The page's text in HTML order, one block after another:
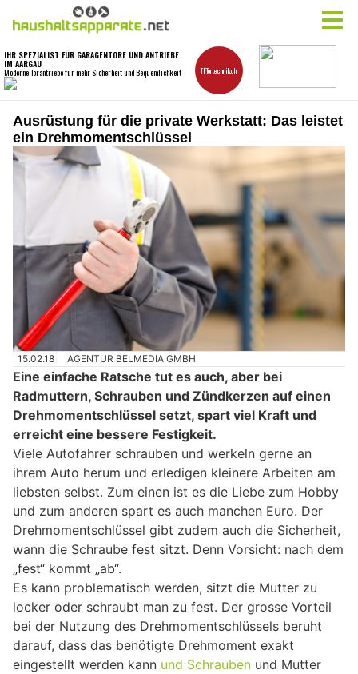
Ausrüstung für die private Werkstatt: Das leistet
ein Drehmomentschlüssel
15.02.18 AGENTUR BELMEDIA GMBH
Eine einfache Ratsche tut es auch, aber bei
Radmuttern, Schrauben und Zündkerzen auf einen
Drehmomentschlüssel setzt, spart viel Kraft und
erreicht eine bessere Festigkeit.
Viele Autofahrer schrauben und werkeln gerne an
ihrem Auto herum und erledigen kleinere Arbeiten am
liebsten selbst. Zum einen ist es die Liebe zum Hobby
und zum anderen spart es auch manchen Euro. Der
Drehmomentschlüssel gibt zudem auch die Sicherheit,
wann die Schraube fest sitzt. Denn Vorsicht: nach dem
„fest“ kommt „ab“.
Es kann problematisch werden, sitzt die Mutter zu
locker oder schraubt man zu fest. Der grosse Vorteil
bei der Nutzung des Drehmomentschlüssels beruht
darauf, dass das benötigte Drehmoment exakt
eingestellt werden kann und Schrauben und Mutter